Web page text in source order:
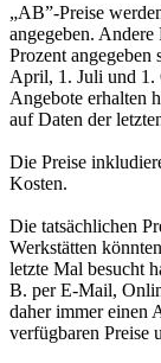
„AB”-Preise
angegeben.
Prozent angegeben
April, 1. Juli und 1.
Angebote erhalten
auf Daten der
Die Preise
Kosten.
Die tatsächlichen
Werkstätten
letzte Mal besucht
B. per E-Mail,
daher immer einen
verfügbaren Preise